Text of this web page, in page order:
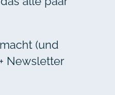
(und
Newsletter